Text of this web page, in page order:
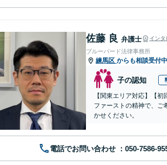
佐藤 良 弁護士 インタ
ブルーバード法律事務所
練馬区 からも相談受付中
子の認知
【関東エリア対応】【
ファーストの精神で、ご
かせください。
電話でお問い合わせ